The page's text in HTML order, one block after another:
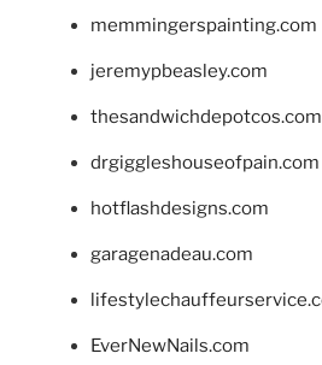
memmingerspainting.com
jeremypbeasley.com
thesandwichdepotcos.com
drgiggleshouseofpain.com
hotflashdesigns.com
garagenadeau.com
EverNewNails.com